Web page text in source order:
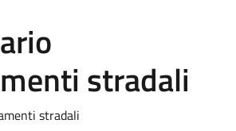
stradali
stradali